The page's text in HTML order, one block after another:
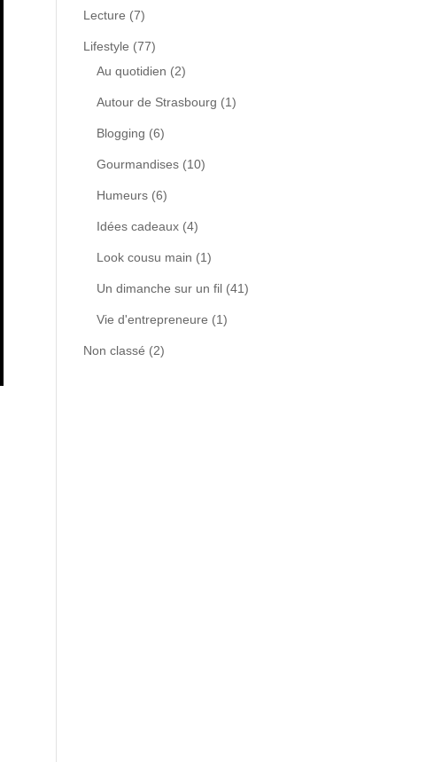
Lecture (7)
Lifestyle (77)
Au quotidien (2)
Autour de Strasbourg (1)
Blogging (6)
Gourmandises(10)
Humeurs(6)
Idées cadeaux(4)
Look cousu main (1)
Un dimanche sur un fil(41)
Vie d'entrepreneure (1)
Non classé (2)